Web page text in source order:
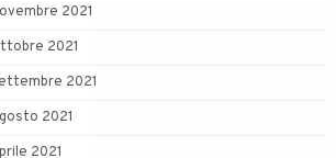
2021
2021
2021
2021
2021